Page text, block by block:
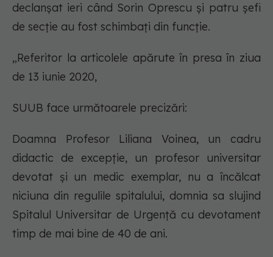
declanșat ieri când Sorin Oprescu și patru șefi
de secție au fost schimbați din funcție.
„Referitor la articolele apărute în presa în ziua
de 13 iunie 2020,
SUUB face următoarele precizări:
Doamna Profesor Liliana Voinea, un cadru
didactic de excepție, un profesor universitar
devotat și un medic exemplar, nu a încălcat
niciuna din regulile spitalului, domnia sa slujind
Spitalul Universitar de Urgență cu devotament
timp de mai bine de 40 de ani.